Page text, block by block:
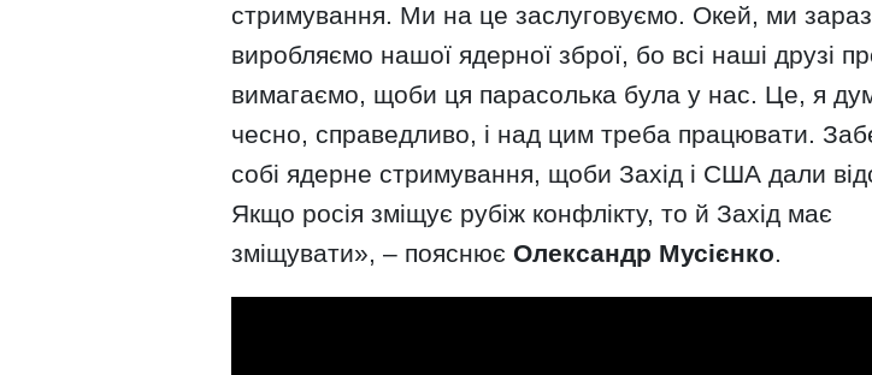
стримування. Ми на це заслуговуємо. Окей, ми
виробляємо нашої ядерної зброї, бо всі наші друзі
вимагаємо, щоби ця парасолька була у нас. Це, я
чесно, справедливо, і над цим треба працювати.
собі ядерне стримування, щоби Захід і США дали
Якщо росія зміщує рубіж конфлікту, то й Захід має
зміщувати», – пояснює Олександр Мусієнко.